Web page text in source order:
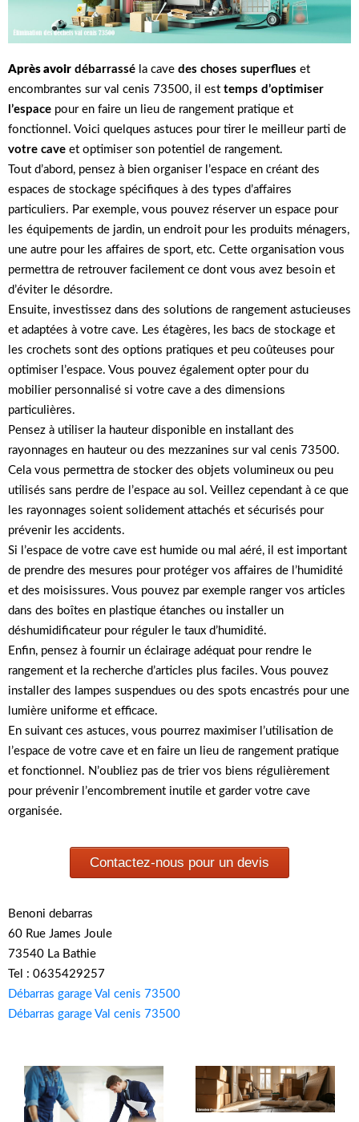
Après avoir débarrassé la cave des choses superflues et
encombrantes sur val cenis 73500, il est temps d’optimiser
l’espace pour en faire un lieu de rangement pratique et
fonctionnel. Voici quelques astuces pour tirer le meilleur parti de
votre cave et optimiser son potentiel de rangement.
Tout d’abord, pensez à bien organiser l’espace en créant des
espaces de stockage spécifiques à des types d’affaires
particuliers. Par exemple, vous pouvez réserver un espace pour
les équipements de jardin, un endroit pour les produits ménagers,
une autre pour les affaires de sport, etc. Cette organisation vous
permettra de retrouver facilement ce dont vous avez besoin et
d’éviter le désordre.
Ensuite, investissez dans des solutions de rangement astucieuses
et adaptées à votre cave. Les étagères, les bacs de stockage et
les crochets sont des options pratiques et peu coûteuses pour
optimiser l’espace. Vous pouvez également opter pour du
mobilier personnalisé si votre cave a des dimensions
particulières.
Pensez à utiliser la hauteur disponible en installant des
rayonnages en hauteur ou des mezzanines sur val cenis 73500.
Cela vous permettra de stocker des objets volumineux ou peu
utilisés sans perdre de l’espace au sol. Veillez cependant à ce que
les rayonnages soient solidement attachés et sécurisés pour
prévenir les accidents.
Si l’espace de votre cave est humide ou mal aéré, il est important
de prendre des mesures pour protéger vos affaires de l’humidité
et des moisissures. Vous pouvez par exemple ranger vos articles
dans des boîtes en plastique étanches ou installer un
déshumidificateur pour réguler le taux d’humidité.
Enfin, pensez à fournir un éclairage adéquat pour rendre le
rangement et la recherche d’articles plus faciles. Vous pouvez
installer des lampes suspendues ou des spots encastrés pour une
lumière uniforme et efficace.
En suivant ces astuces, vous pourrez maximiser l’utilisation de
l’espace de votre cave et en faire un lieu de rangement pratique
et fonctionnel. N’oubliez pas de trier vos biens régulièrement
pour prévenir l’encombrement inutile et garder votre cave
organisée.
Contactez-nous pour un devis
Benoni debarras
60 Rue James Joule
73540 La Bathie
Tel : 0635429257
Débarras garage Val cenis 73500
Débarras garage Val cenis 73500